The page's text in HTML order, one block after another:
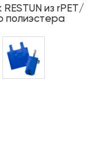
из rPET/
полиэстера